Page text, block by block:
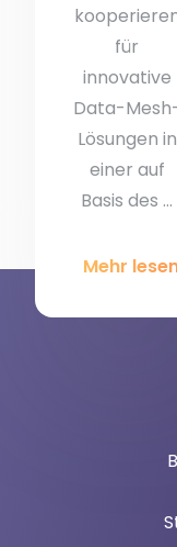
für
innovative
Data-
Lösungen in
einer auf
Basis des ...
Mehr